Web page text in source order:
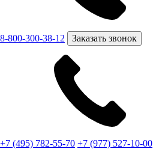
8-800-300-38-12 Заказать звонок
+7 (495) 782-55-70 +7 (977) 527-10-00